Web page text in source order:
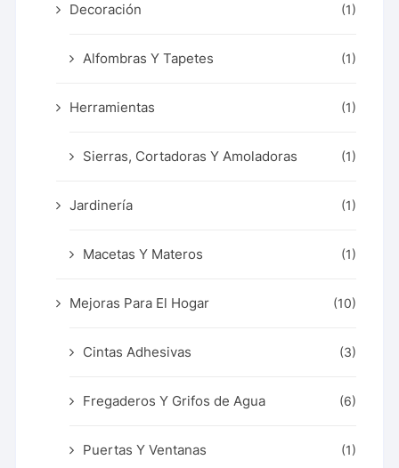
Decoración (1)
Alfombras Y Tapetes (1)
Herramientas (1)
Sierras, Cortadoras Y Amoladoras (1)
Jardinería (1)
Macetas Y Materos (1)
Mejoras Para El Hogar (10)
Cintas Adhesivas (3)
Fregaderos Y Grifos de Agua (6)
Puertas Y Ventanas (1)